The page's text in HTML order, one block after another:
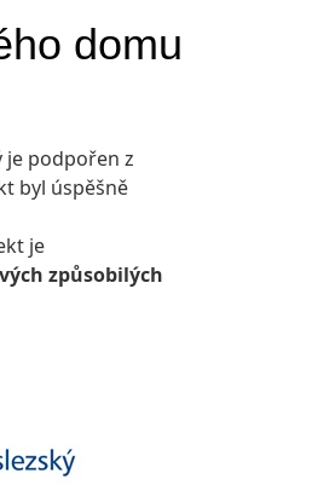
domu
je podpořen z
byl úspěšně
je
způsobilých